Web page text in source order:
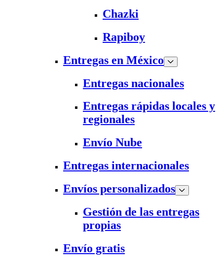
Chazki
Rapiboy
Entregas en México
Entregas nacionales
Entregas rápidas locales y
regionales
Envío Nube
Entregas internacionales
Envíos personalizados
Gestión de las entregas
propias
Envío gratis